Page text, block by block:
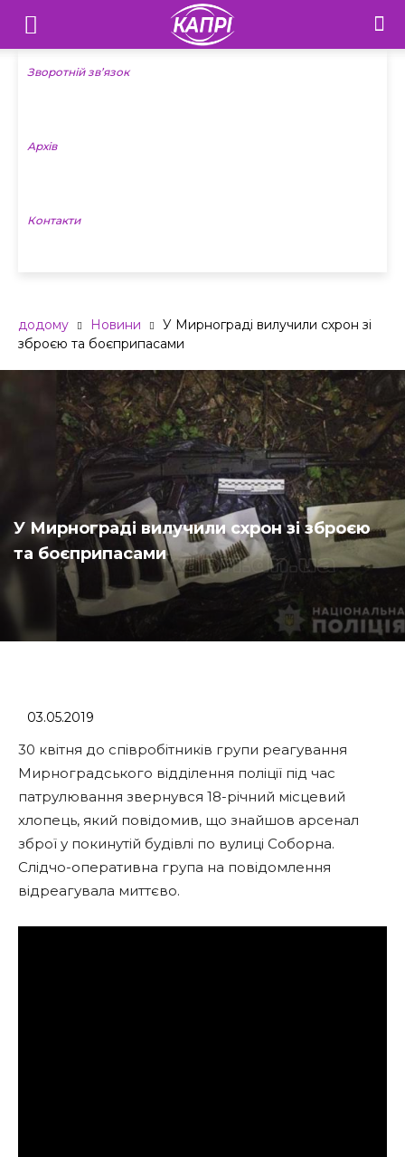
Телебачення
«Капрі»
Новини
Зворотній зв’язок
Архів
Контакти
додому Новини
У Мирнограді вилучили схрон зі
зброєю та боєприпасами
У Мирнограді вилучили схрон зі зброєю
та боєприпасами
03.05.2019
30 квітня до співробітників групи реагування
Мирноградського відділення поліції під час
патрулювання звернувся 18-річний місцевий
хлопець, який повідомив, що знайшов арсенал
зброї у покинутій будівлі по вулиці Соборна.
Слідчо-оперативна група на повідомлення
відреагувала миттєво.